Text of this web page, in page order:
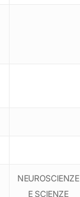
NEUROSCIENZE
E SCIENZE